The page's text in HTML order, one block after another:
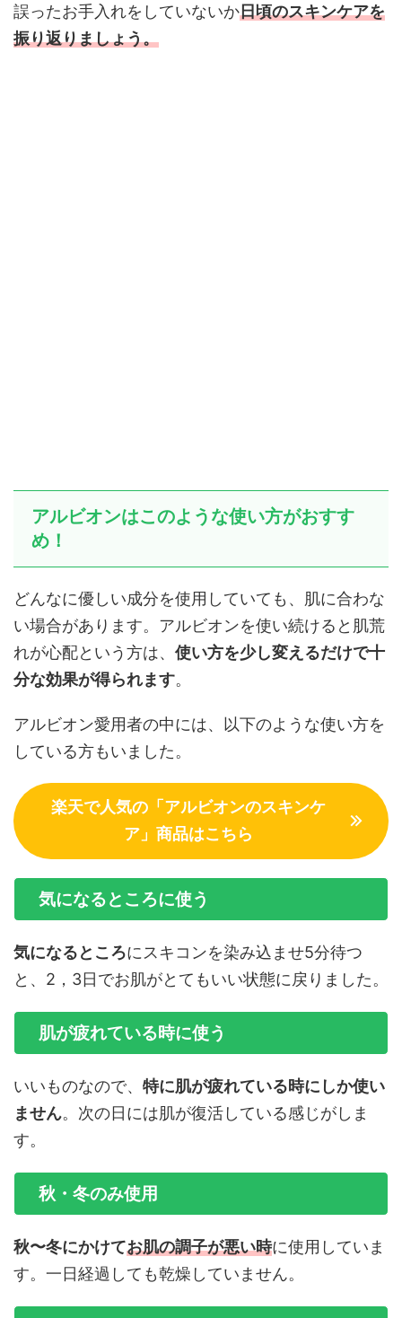
誤ったお手入れをしていないか日頃のスキンケアを
振り返りましょう。
アルビオンはこのような使い方がおすす
め！
どんなに優しい成分を使用していても、肌に合わな
い場合があります。アルビオンを使い続けると肌荒
れが心配という方は、 使い方を少し変えるだけで十
分な効果が得られます。
アルビオン愛用者の中には、以下のような使い方を
している方もいました。
楽天で人気の「アルビオンのスキンケ
ア」商品はこちら
気になるところに使う
気になるところにスキコンを染み込ませ5分待つ
と、2，3日でお肌がとてもいい状態に戻りました。
肌が疲れている時に使う
いいものなので、 特に肌が疲れている時にしか使い
ません。次の日には肌が復活している感じがしま
す。
秋・冬のみ使用
秋〜冬にかけてお肌の調子が悪い時に使用していま
す。一日経過しても乾燥していません。